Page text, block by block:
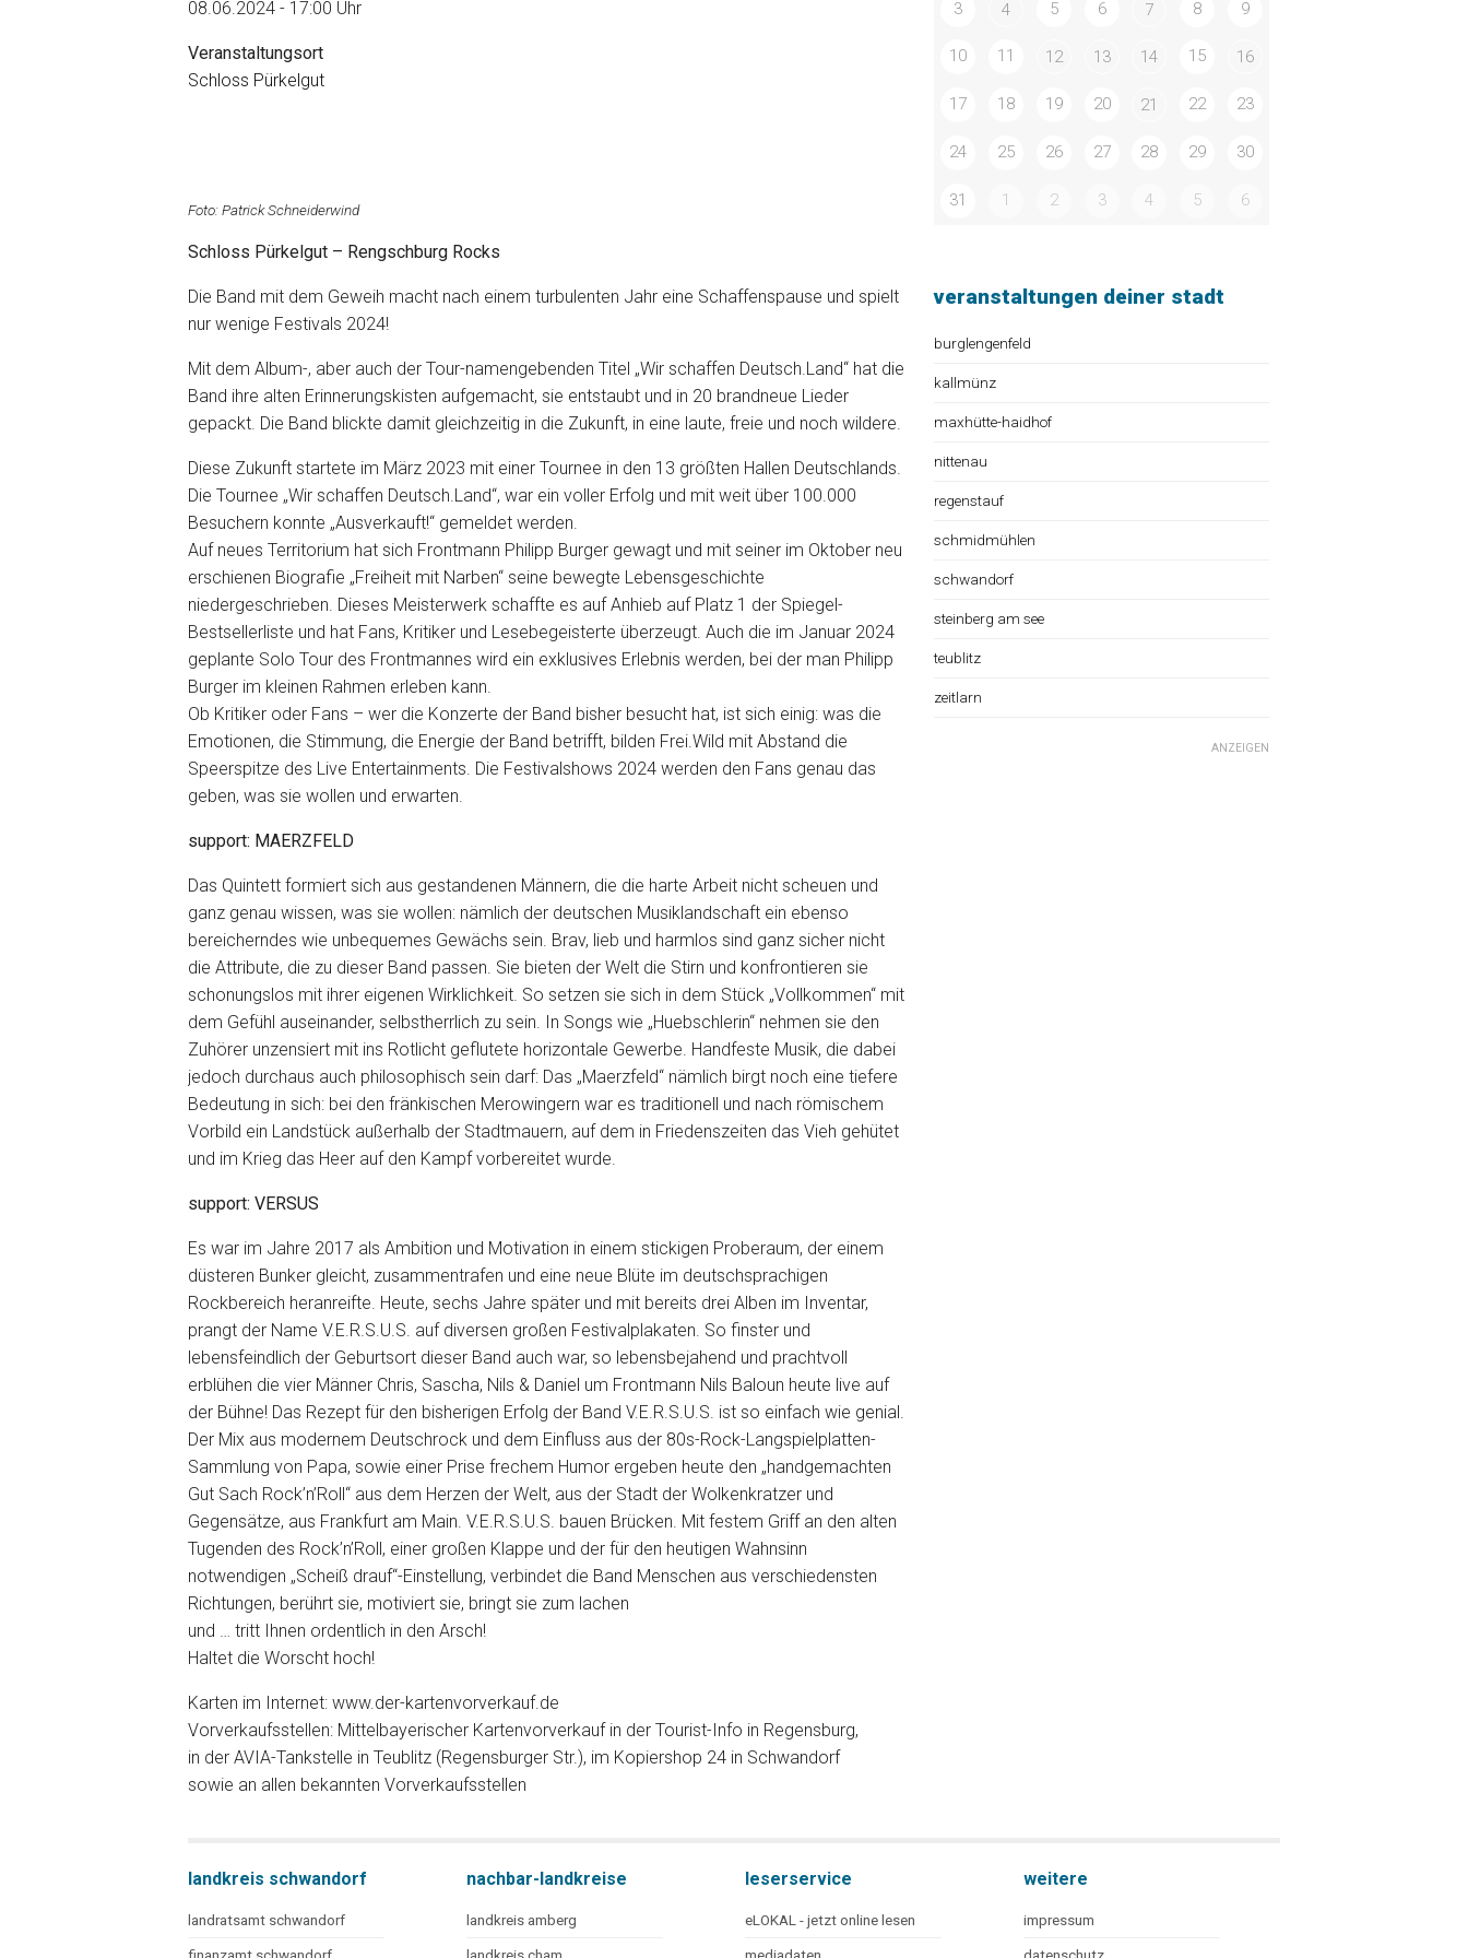
08.06.2024 - 17:00 Uhr
Veranstaltungsort
Schloss Pürkelgut
Foto: Patrick Schneiderwind
Schloss Pürkelgut – Rengschburg Rocks
Die Band mit dem Geweih macht nach einem turbulenten Jahr eine Schaffenspause und spielt
nur wenige Festivals 2024!
Mit dem Album-, aber auch der Tour-namengebenden Titel „Wir schaffen Deutsch.Land“ hat die
Band ihre alten Erinnerungskisten aufgemacht, sie entstaubt und in 20 brandneue Lieder
gepackt. Die Band blickte damit gleichzeitig in die Zukunft, in eine laute, freie und noch wildere.
Diese Zukunft startete im März 2023 mit einer Tournee in den 13 größten Hallen Deutschlands.
Die Tournee „Wir schaffen Deutsch.Land“, war ein voller Erfolg und mit weit über 100.000
Besuchern konnte „Ausverkauft!“ gemeldet werden.
Auf neues Territorium hat sich Frontmann Philipp Burger gewagt und mit seiner im Oktober neu
erschienen Biografie „Freiheit mit Narben“ seine bewegte Lebensgeschichte
niedergeschrieben. Dieses Meisterwerk schaffte es auf Anhieb auf Platz 1 der Spiegel-
Bestsellerliste und hat Fans, Kritiker und Lesebegeisterte überzeugt. Auch die im Januar 2024
geplante Solo Tour des Frontmannes wird ein exklusives Erlebnis werden, bei der man Philipp
Burger im kleinen Rahmen erleben kann.
Ob Kritiker oder Fans – wer die Konzerte der Band bisher besucht hat, ist sich einig: was die
Emotionen, die Stimmung, die Energie der Band betrifft, bilden Frei.Wild mit Abstand die
Speerspitze des Live Entertainments. Die Festivalshows 2024 werden den Fans genau das
geben, was sie wollen und erwarten.
support: MAERZFELD
Das Quintett formiert sich aus gestandenen Männern, die die harte Arbeit nicht scheuen und
ganz genau wissen, was sie wollen: nämlich der deutschen Musiklandschaft ein ebenso
bereicherndes wie unbequemes Gewächs sein. Brav, lieb und harmlos sind ganz sicher nicht
die Attribute, die zu dieser Band passen. Sie bieten der Welt die Stirn und konfrontieren sie
schonungslos mit ihrer eigenen Wirklichkeit. So setzen sie sich in dem Stück „Vollkommen“ mit
dem Gefühl auseinander, selbstherrlich zu sein. In Songs wie „Huebschlerin“ nehmen sie den
Zuhörer unzensiert mit ins Rotlicht geflutete horizontale Gewerbe. Handfeste Musik, die dabei
jedoch durchaus auch philosophisch sein darf: Das „Maerzfeld“ nämlich birgt noch eine tiefere
Bedeutung in sich: bei den fränkischen Merowingern war es traditionell und nach römischem
Vorbild ein Landstück außerhalb der Stadtmauern, auf dem in Friedenszeiten das Vieh gehütet
und im Krieg das Heer auf den Kampf vorbereitet wurde.
support: VERSUS
Es war im Jahre 2017 als Ambition und Motivation in einem stickigen Proberaum, der einem
düsteren Bunker gleicht, zusammentrafen und eine neue Blüte im deutschsprachigen
Rockbereich heranreifte. Heute, sechs Jahre später und mit bereits drei Alben im Inventar,
prangt der Name V.E.R.S.U.S. auf diversen großen Festivalplakaten. So finster und
lebensfeindlich der Geburtsort dieser Band auch war, so lebensbejahend und prachtvoll
erblühen die vier Männer Chris, Sascha, Nils & Daniel um Frontmann Nils Baloun heute live auf
der Bühne! Das Rezept für den bisherigen Erfolg der Band V.E.R.S.U.S. ist so einfach wie genial.
Der Mix aus modernem Deutschrock und dem Einfluss aus der 80s-Rock-Langspielplatten-
Sammlung von Papa, sowie einer Prise frechem Humor ergeben heute den „handgemachten
Gut Sach Rock’n’Roll“ aus dem Herzen der Welt, aus der Stadt der Wolkenkratzer und
Gegensätze, aus Frankfurt am Main. V.E.R.S.U.S. bauen Brücken. Mit festem Griff an den alten
Tugenden des Rock’n’Roll, einer großen Klappe und der für den heutigen Wahnsinn
notwendigen „Scheiß drauf“-Einstellung, verbindet die Band Menschen aus verschiedensten
Richtungen, berührt sie, motiviert sie, bringt sie zum lachen
und … tritt Ihnen ordentlich in den Arsch!
Haltet die Worscht hoch!
Karten im Internet: www.der-kartenvorverkauf.de
Vorverkaufsstellen: Mittelbayerischer Kartenvorverkauf in der Tourist-Info in Regensburg,
in der AVIA-Tankstelle in Teublitz (Regensburger Str.), im Kopiershop 24 in Schwandorf
sowie an allen bekannten Vorverkaufsstellen
3 4 5 6 7 8 9
10 11 12 13 14 15 16
17 18 19 20 21 22 23
24 25 26 27 28 29 30
31 1 2 3 4 5 6
veranstaltungen deiner stadt
burglengenfeld
kallmünz
maxhütte-haidhof
nittenau
regenstauf
schmidmühlen
schwandorf
steinberg am see
teublitz
zeitlarn
ANZEIGEN
landkreis schwandorf
landratsamt schwandorf
nachbar-landkreise
landkreis amberg
leserservice
eLOKAL - jetzt online lesen
weitere
impressum